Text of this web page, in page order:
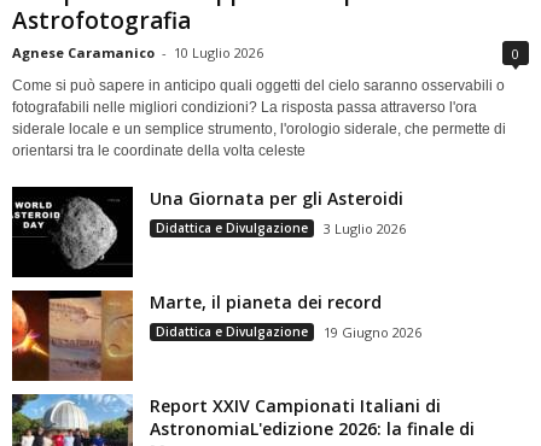
Astrofotografia
Agnese Caramanico - 10 Luglio 2026 0
Come si può sapere in anticipo quali oggetti del cielo saranno osservabili o
fotografabili nelle migliori condizioni? La risposta passa attraverso l'ora
siderale locale e un semplice strumento, l'orologio siderale, che permette di
orientarsi tra le coordinate della volta celeste
Una Giornata per gli Asteroidi
Didattica e Divulgazione 3 Luglio 2026
Marte, il pianeta dei record
Didattica e Divulgazione 19 Giugno 2026
Report XXIV Campionati Italiani di
AstronomiaL'edizione 2026: la finale di